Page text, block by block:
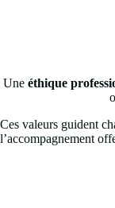
Une éthique
Ces valeurs guident
l’accompagnement